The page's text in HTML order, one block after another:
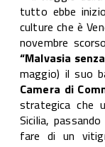
tutto ebbe
culture che è
novembre
“Malvasia
maggio) il suo
Camera di
strategica che
Sicilia,
fare di un